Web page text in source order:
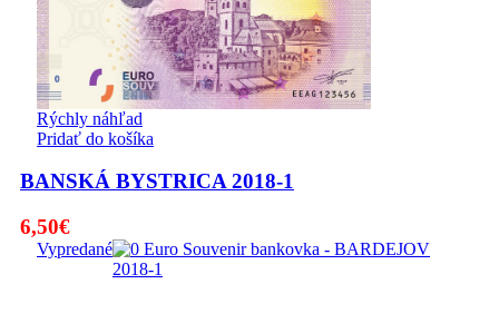
Rýchly náhľad
Pridať do košíka
BANSKÁ BYSTRICA 2018-1
6,50€
Vypredané